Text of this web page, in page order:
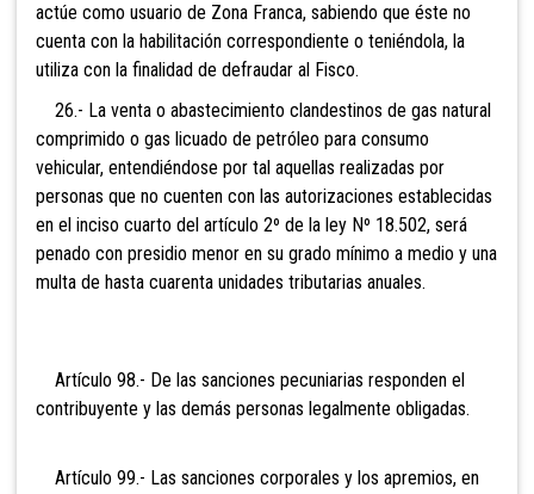
actúe como usuario de Zona Franca, sabiendo que éste no
cuenta con la habilitación correspondiente o teniéndola, la
utiliza con la finalidad de defraudar al Fisco.
26.- La venta o abastecimiento cl andestinos de gas natural
comprimido o gas licuado de petróleo para consumo
vehicular, entendiéndose por tal aquellas realizadas por
personas que no cuenten con las autorizaciones establecidas
en el inciso cuarto del artículo 2º de la ley Nº 18.502, será
penado con presidio menor en su grado mínimo a medio y una
multa de hasta cuarenta unidades tributarias anuales.
Artículo 98.- De las sanciones pecuniarias responden el
contribuyente y las demás personas legalmente obligadas.
Artículo 99.- Las sanciones corporales y los apremios, en